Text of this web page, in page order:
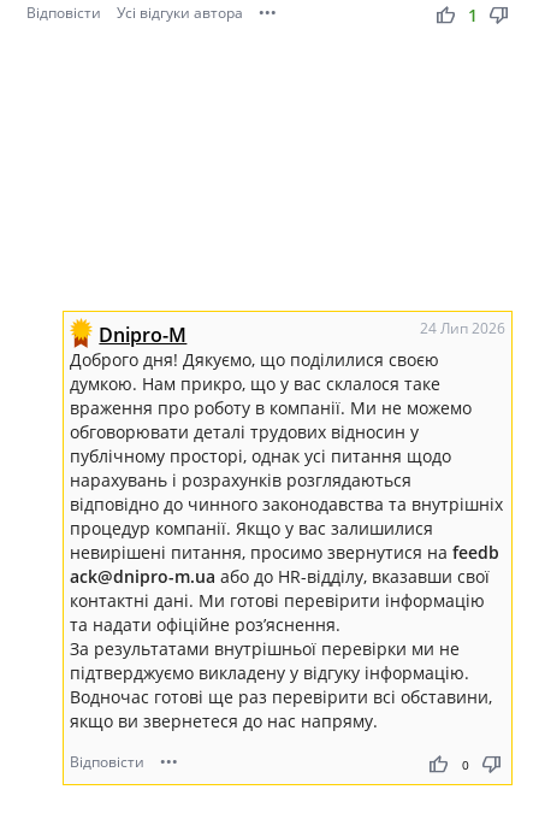
Відповісти Усі відгуки автора ••• thumb_up thumb_down
1
Dnipro-M 24 Лип 2026
Доброго дня! Дякуємо, що поділилися своєю
думкою. Нам прикро, що у вас склалося таке
враження про роботу в компанії. Ми не можемо
обговорювати деталі трудових відносин у
публічному просторі, однак усі питання щодо
нарахувань і розрахунків розглядаються
відповідно до чинного законодавства та внутрішніх
процедур компанії. Якщо у вас залишилися
невирішені питання, просимо звернутися наfeedb
ack@dnipro-m.ua або до HR-відділу, вказавши свої
контактні дані. Ми готові перевірити інформацію
та надати офіційне роз’яснення.
За результатами внутрішньої перевірки ми не
підтверджуємо викладену у відгуку інформацію.
Водночас готові ще раз перевірити всі обставини,
якщо ви звернетеся до нас напряму.
Відповісти ••• thumb_up thumb_down
0